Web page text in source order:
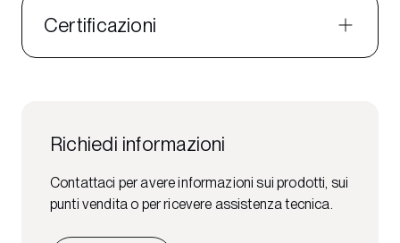
Certificazioni
Richiedi informazioni
Contattaci per avere informazioni sui prodotti, sui
punti vendita o per ricevere assistenza tecnica.